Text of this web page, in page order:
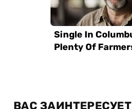
ВАС ЗАИНТЕРЕСУЕТ